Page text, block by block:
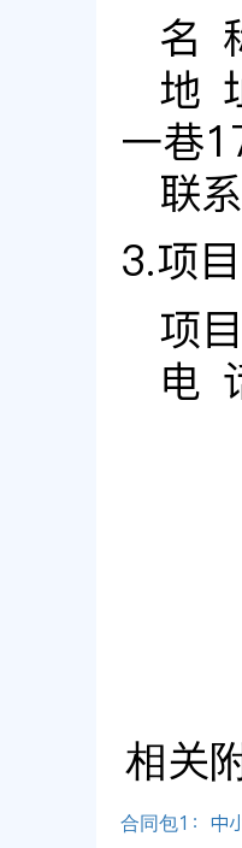
名
地
一巷
联
3.项
项
电
相关
合同包1：中